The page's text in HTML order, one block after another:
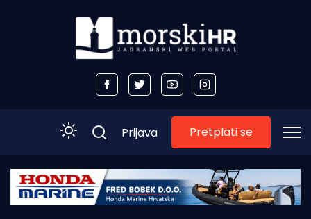
Početna
Prijava Pretplati se